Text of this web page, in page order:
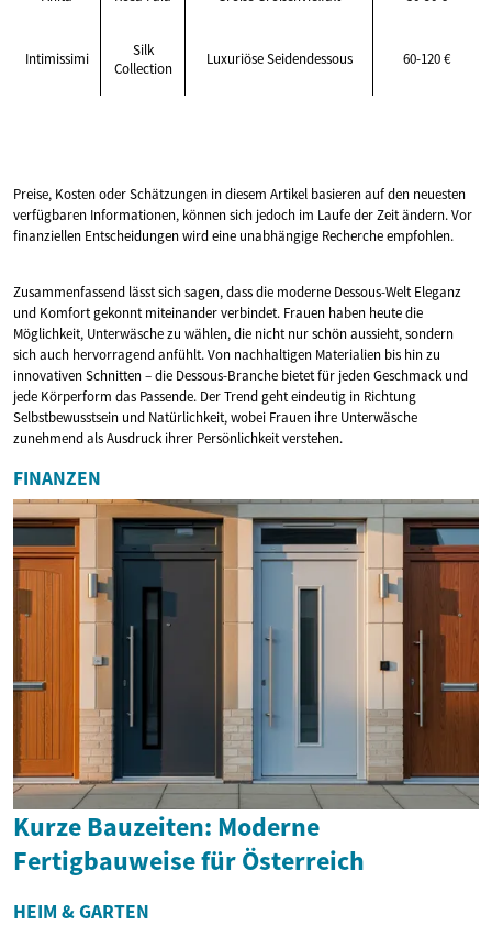
Intimissimi
Silk
Collection
Luxuriöse Seidendessous 60-120 €
Preise, Kosten oder Schätzungen in diesem Artikel basieren auf den neuesten
verfügbaren Informationen, können sich jedoch im Laufe der Zeit ändern. Vor
finanziellen Entscheidungen wird eine unabhängige Recherche empfohlen.
Zusammenfassend lässt sich sagen, dass die moderne Dessous-Welt Eleganz
und Komfort gekonnt miteinander verbindet. Frauen haben heute die
Möglichkeit, Unterwäsche zu wählen, die nicht nur schön aussieht, sondern
sich auch hervorragend anfühlt. Von nachhaltigen Materialien bis hin zu
innovativen Schnitten – die Dessous-Branche bietet für jeden Geschmack und
jede Körperform das Passende. Der Trend geht eindeutig in Richtung
Selbstbewusstsein und Natürlichkeit, wobei Frauen ihre Unterwäsche
zunehmend als Ausdruck ihrer Persönlichkeit verstehen.
FINANZEN
Kurze Bauzeiten: Moderne
Fertigbauweise für Österreich
HEIM & GARTEN